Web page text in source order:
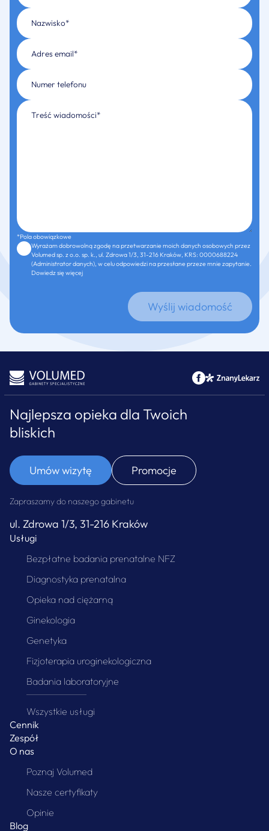
*Pola obowiązkowe
Wyrażam dobrowolną zgodę na przetwarzanie moich danych osobowych przez
Volumed sp. z o.o. sp. k., ul. Zdrowa 1/3, 31-216 Kraków, KRS: 0000688224
(Administrator danych), w celu odpowiedzi na przesłane przeze mnie zapytanie.
Dowiedz się więcej
Najlepsza opieka dla Twoich
bliskich
Umów wizytę Promocje
Zapraszamy do naszego gabinetu
ul. Zdrowa 1/3, 31-216 Kraków
Usługi
Bezpłatne badania prenatalne NFZ
Diagnostyka prenatalna
Opieka nad ciężarną
Ginekologia
Genetyka
Fizjoterapia uroginekologiczna
Badania laboratoryjne
Wszystkie usługi
Cennik
Zespół
O nas
Poznaj Volumed
Nasze certyfikaty
Opinie
Blog